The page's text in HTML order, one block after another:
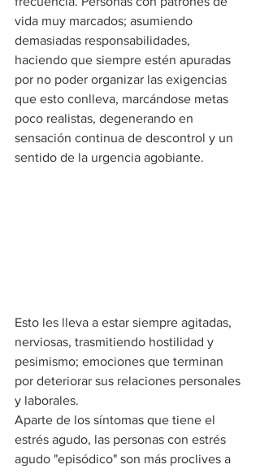
vida muy marcados; asumiendo
demasiadas responsabilidades,
haciendo que siempre estén apuradas
por no poder organizar las exigencias
que esto conlleva, marcándose metas
poco realistas, degenerando en
sensación continua de descontrol y un
sentido de la urgencia agobiante.
Esto les lleva a estar siempre agitadas,
nerviosas, trasmitiendo hostilidad y
pesimismo; emociones que terminan
por deteriorar sus relaciones personales
y laborales.
Aparte de los síntomas que tiene el
estrés agudo, las personas con estrés
agudo "episódico" son más proclives a